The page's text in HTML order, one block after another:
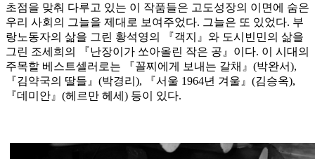
초점을 맞춰 다루고 있는 이 작품들은 고도성장의 이면에 숨은
우리 사회의 그늘을 제대로 보여주었다. 그늘은 또 있었다. 부
랑노동자의 삶을 그린 황석영의 『객지』와 도시빈민의 삶을
그린 조세희의 『난장이가 쏘아올린 작은 공』이다. 이 시대의
주목할 베스트셀러로는 『꼴찌에게 보내는 갈채』(박완서),
『김약국의 딸들』(박경리), 『서울 1964년 겨울』(김승옥),
『데미안』(헤르만 헤세) 등이 있다.